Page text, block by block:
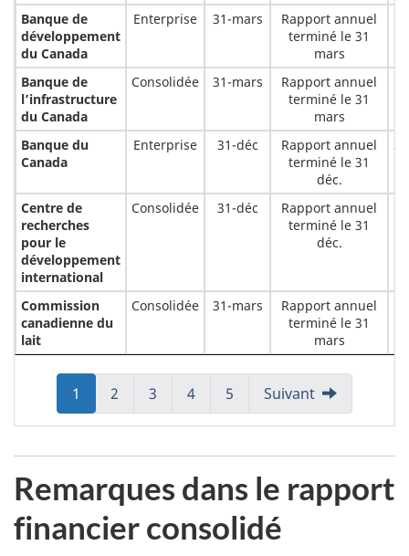
Banque de
développement
du Canada
Enterprise 31-mars
Rapport annuel
terminé le 31
mars
Banque de
l’infrastructure
du Canada
Consolidée 31-mars
Rapport annuel
terminé le 31
mars
Banque du
Canada
Enterprise 31-déc
Rapport annuel
terminé le 31
déc.
Centre de
recherches
pour le
développement
international
Consolidée 31-déc
Rapport annuel
terminé le 31
déc.
Commission
canadienne du
lait
Consolidée 31-mars
Rapport annuel
terminé le 31
mars
Aller
à:
Page
1
Aller
à:
Page
2
Aller
à:
Page
3
Aller
à:
Page
4
Aller
à:
Page
5 Suivant
Remarques dans le rapport
financier consolidé